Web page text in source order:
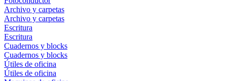
Archivo y carpetas
Archivo y carpetas
Escritura
Escritura
Cuadernos y blocks
Cuadernos y blocks
Útiles de oficina
Útiles de oficina